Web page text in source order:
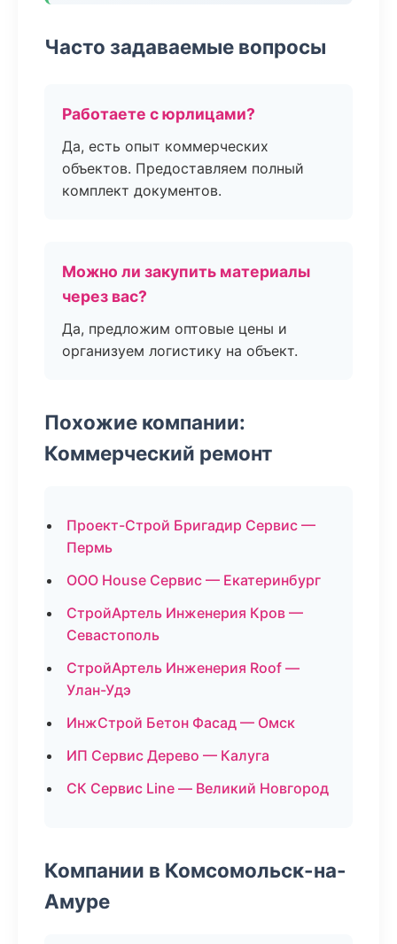
Часто задаваемые вопросы
Работаете с юрлицами?
Да, есть опыт коммерческих
объектов. Предоставляем полный
комплект документов.
Можно ли закупить материалы
через вас?
Да, предложим оптовые цены и
организуем логистику на объект.
Похожие компании:
Коммерческий ремонт
Проект-Строй Бригадир Сервис —
Пермь
ООО House Сервис — Екатеринбург
СтройАртель Инженерия Кров —
Севастополь
СтройАртель Инженерия Roof —
Улан-Удэ
ИнжСтрой Бетон Фасад — Омск
ИП Сервис Дерево — Калуга
СК Сервис Line — Великий Новгород
Компании в Комсомольск-на-
Амуре